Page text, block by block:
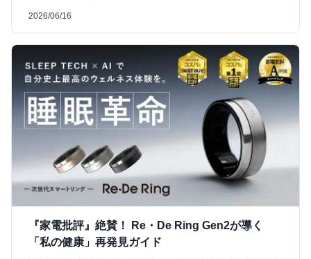
2026/06/16
『家電批評』絶賛！ Re・De Ring Gen2が導く
「私の健康」再発見ガイド